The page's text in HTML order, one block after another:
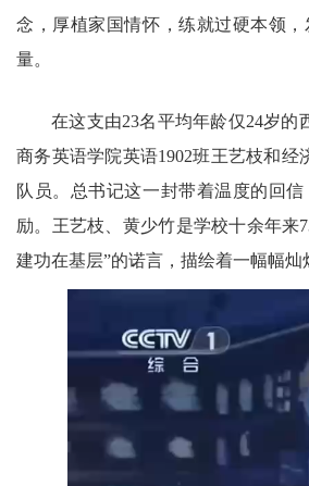
念，厚植家国情怀，练就过硬本领
量。
在这支由23名平均年龄仅24岁
商务英语学院英语1902班王艺枝和
队员。总书记这一封带着温度的回
励。王艺枝、黄少竹是学校十余年来
建功在基层”的诺言，描绘着一幅幅